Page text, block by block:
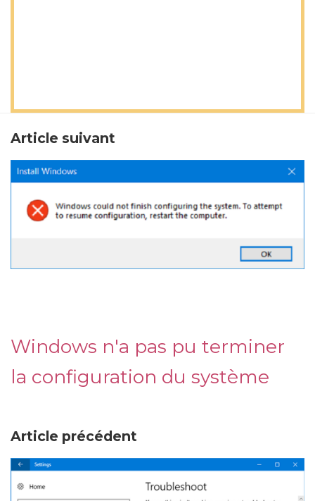
Article suivant
Windows n'a pas pu terminer
la configuration du système
Article précédent